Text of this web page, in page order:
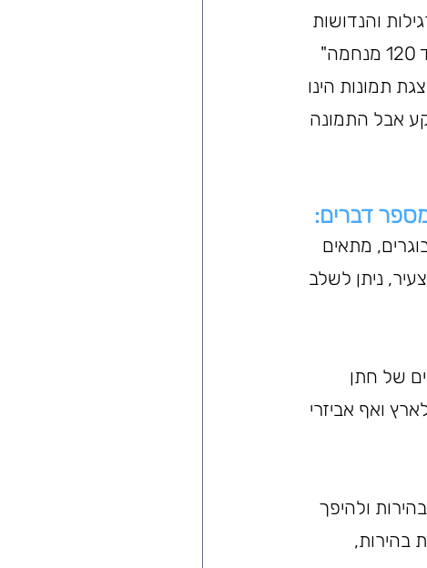
והנדושות
שלא הושקעו בהם מחשבה רבה כמו: "לשמעון מזל טוב מעמוס", לזלדה עד 120 מנחמה"
תמונות הינו
אבל התמונה
דברים:
מתאים
ניתן לשלב
של חתן
ואף אביזרי
ולהיפך
בהירות,